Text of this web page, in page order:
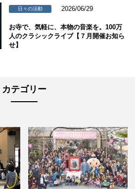
日々の活動 2026/06/29
お寺で、気軽に、本物の音楽を。100万
人のクラシックライブ【７月開催お知ら
せ】
カテゴリー